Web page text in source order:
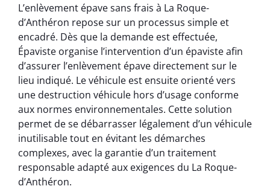
L’enlèvement épave sans frais à La Roque-
d’Anthéron repose sur un processus simple et
encadré. Dès que la demande est effectuée,
Épaviste organise l’intervention d’un épaviste afin
d’assurer l’enlèvement épave directement sur le
lieu indiqué. Le véhicule est ensuite orienté vers
une destruction véhicule hors d’usage conforme
aux normes environnementales. Cette solution
permet de se débarrasser légalement d’un véhicule
inutilisable tout en évitant les démarches
complexes, avec la garantie d’un traitement
responsable adapté aux exigences du La Roque-
d’Anthéron.